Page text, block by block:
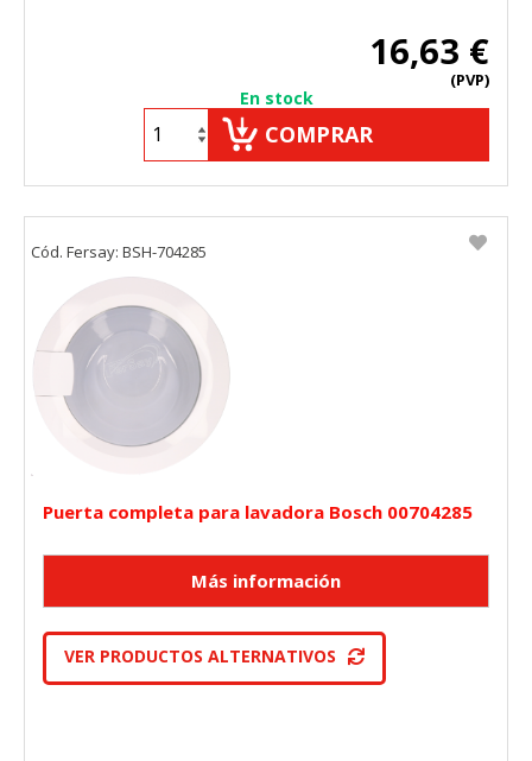
16,63 €
(PVP)
En stock
COMPRAR
Puerta completa para lavadora Bosch 00704285
VER PRODUCTOS ALTERNATIVOS
Cód. Fersay: BSH-704285